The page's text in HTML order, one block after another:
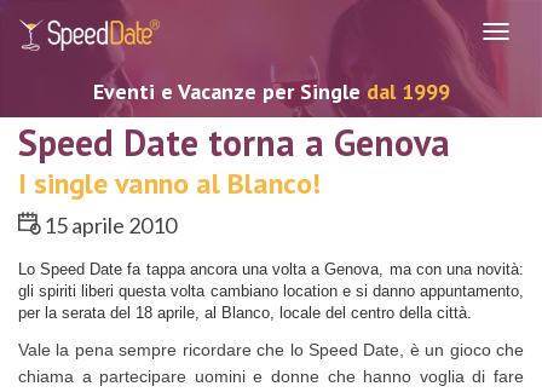
Eventi e Vacanze per Single dal 1999
Speed Date torna a Genova
I single vanno al Blanco!
15 aprile 2010
Lo Speed Date fa tappa ancora una volta a Genova, ma con una novità:
gli spiriti liberi questa volta cambiano location e si danno appuntamento,
per la serata del 18 aprile, al Blanco, locale del centro della città.
Vale la pena sempre ricordare che lo Speed Date, è un gioco che
chiama a partecipare uomini e donne che hanno voglia di fare